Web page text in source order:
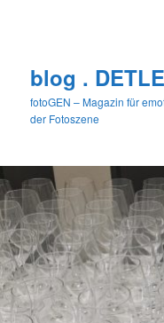
blog .
fotoGEN – Magazin für
der Fotoszene